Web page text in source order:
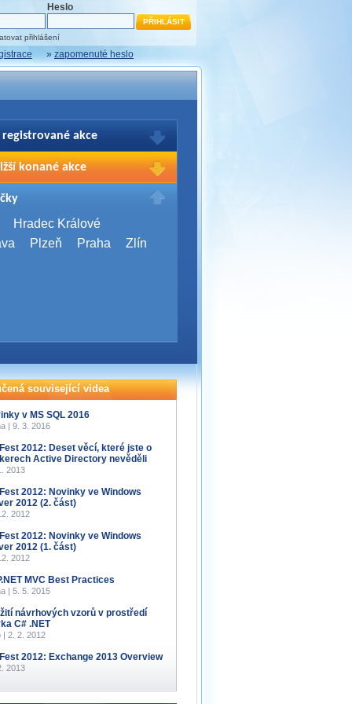
Heslo
přihlášení
» zapomenuté heslo
registrované akce
Vašich registrací na akce
přihlašte.
konané akce
2026
Brno
Server Bootcamp 2026
Hradec Králové
Plzeň Praha Zlín
související videa
v MS SQL 2016
| 9. 3. 2016
Fest 2012: Deset věcí, které jste o
Active Directory nevěděli
2013
2012: Novinky ve Windows
2012 (2. část)
2012
2012: Novinky ve Windows
2012 (1. část)
2012
MVC Best Practices
| 5. 5. 2015
návrhových vzorů v prostředí
C# .NET
| 2. 2. 2012
2012: Exchange 2013 Overview
2013